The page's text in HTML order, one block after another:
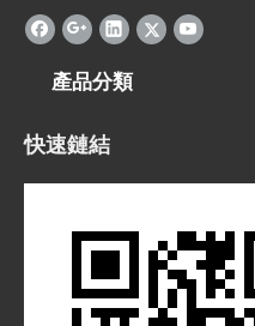
產品分類
快速鏈結